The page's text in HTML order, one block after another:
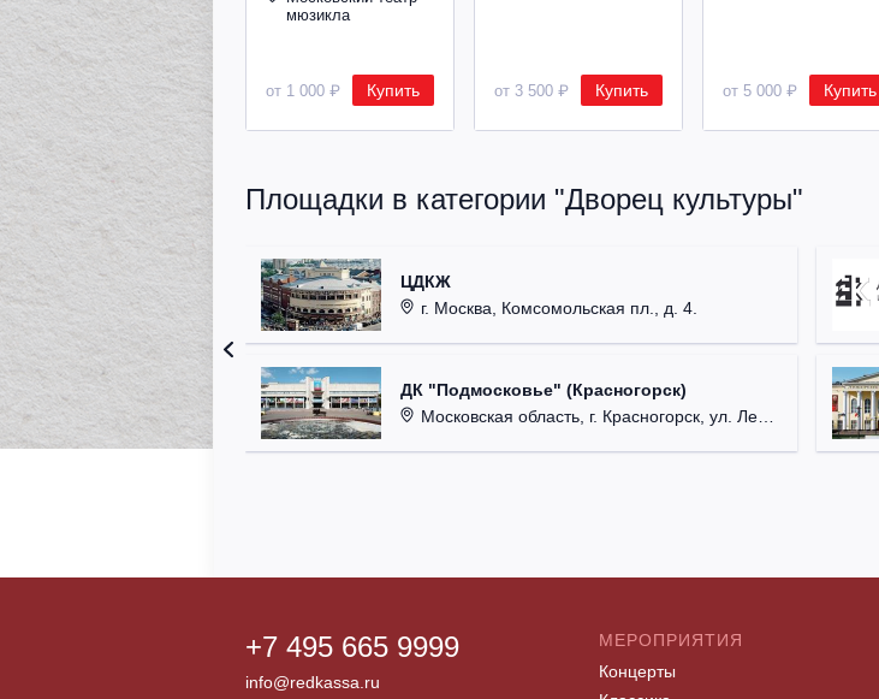
мюзикла
от 1 000 ₽ Купить от 3 500 ₽ Купить от 5 000 ₽ Купить
Площадки в категории "Дворец культуры"
ЦДКЖ
г. Москва, Комсомольская пл., д. 4.
ДК "Подмосковье" (Красногорск)
Московская область, г. Красногорск, ул. Ленина, д. 3.
+7 495 665 9999
info@redkassa.ru
МЕРОПРИЯТИЯ
Концерты